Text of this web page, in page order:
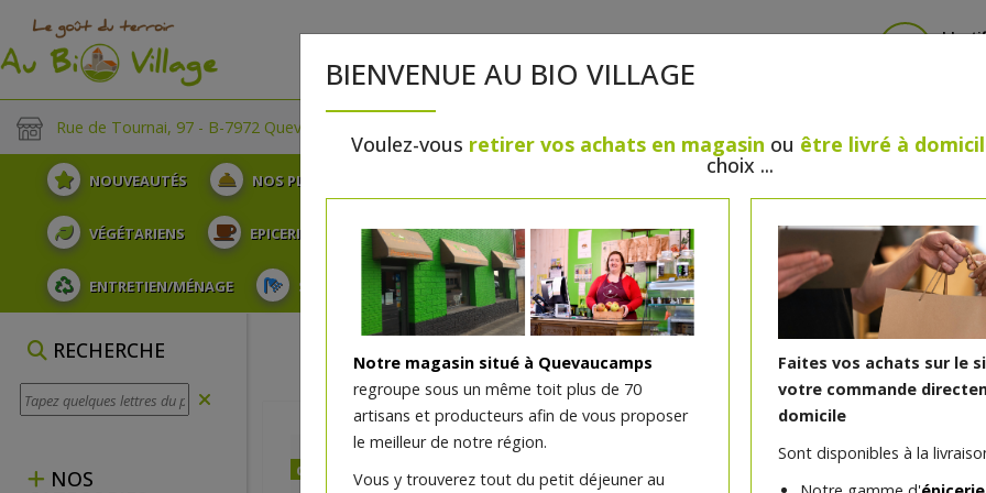
Rue de Tournai, 97 - B-7972 Quevaucamps
NOUVEAUTÉS NOS PLATEAUX
VÉGÉTARIENS EPICERIE PLATS TRAITEUR BOULANGERIE / PÂTISSERIE SANS GLUTEN, SANS
ENTRETIEN/MÉNAGE SOINS ET HYGIÈNE DU CORPS BEAUTÉ HUILES ESSENTIELLES MAISON
RECHERCHE
NOS
BIENVENUE AU BIO VILLAGE
Voulez-vous retirer vos achats en magasin ou être livré à
choix ...
Notre magasin situé à Quevaucamps
regroupe sous un même toit plus de 70
artisans et producteurs afin de vous proposer
le meilleur de notre région.
Vous y trouverez tout du petit déjeuner au
Faites vos achats sur le
votre commande
domicile
Sont disponibles à la
dès vendredi 14/08 (09:00)
Jambonneau cuit +/-